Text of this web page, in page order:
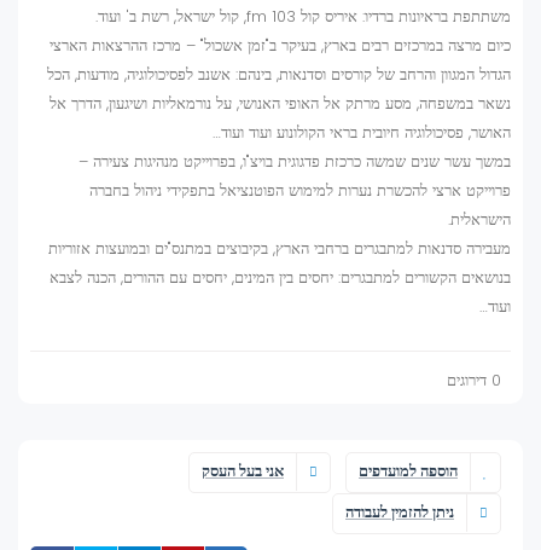
משתתפת בראיונות ברדיו: איריס קול 103 fm, קול ישראל, רשת ב' ועוד.
כיום מרצה במרכזים רבים בארץ, בעיקר ב"זמן אשכול" – מרכז ההרצאות הארצי
הגדול המגוון והרחב של קורסים וסדנאות, בינהם: אשנב לפסיכולוגיה, מודעות, הכל
נשאר במשפחה, מסע מרתק אל האופי האנושי, על נורמאליות ושיגעון, הדרך אל
האושר, פסיכולוגיה חיובית בראי הקולונוע ועוד ועוד…
במשך עשר שנים שמשה כרכזת פדגוגית בויצ"ו, בפרוייקט מנהיגות צעירה –
פרוייקט ארצי להכשרת נערות למימוש הפוטנציאל בתפקידי ניהול בחברה
הישראלית.
מעבירה סדנאות למתבגרים ברחבי הארץ, בקיבוצים במתנס"ים ובמועצות אזוריות
בנושאים הקשורים למתבגרים: יחסים בין המינים, יחסים עם ההורים, הכנה לצבא
ועוד…
הוספה למועדפים
אני בעל העסק
ניתן להזמין לעבודה